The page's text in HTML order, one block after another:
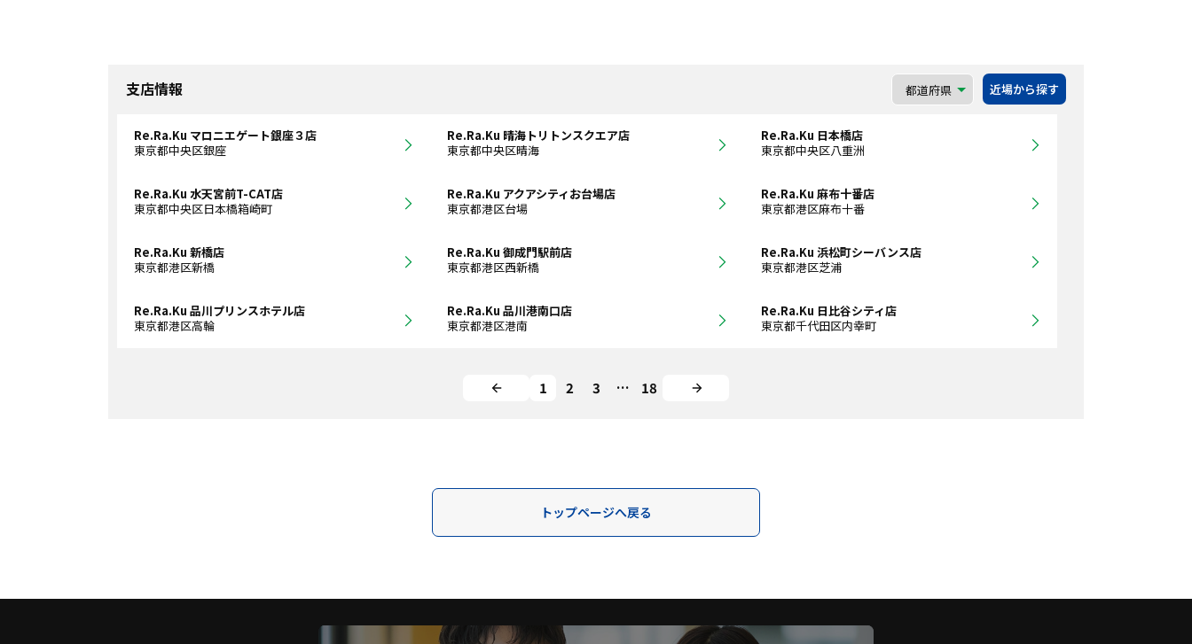
支店情報 近場から探す
Re.Ra.Ku マロニエゲート銀座３店
東京都中央区銀座
Re.Ra.Ku 晴海トリトンスクエア店
東京都中央区晴海
Re.Ra.Ku 日本橋店
東京都中央区八重洲
Re.Ra.Ku 水天宮前T-CAT店
東京都中央区日本橋箱崎町
Re.Ra.Ku アクアシティお台場店
東京都港区台場
Re.Ra.Ku 麻布十番店
東京都港区麻布十番
Re.Ra.Ku 新橋店
東京都港区新橋
Re.Ra.Ku 御成門駅前店
東京都港区西新橋
Re.Ra.Ku 浜松町シーバンス店
東京都港区芝浦
Re.Ra.Ku 品川プリンスホテル店
東京都港区高輪
Re.Ra.Ku 品川港南口店
東京都港区港南
Re.Ra.Ku 日比谷シティ店
東京都千代田区内幸町
1 2 3 … 18
トップページへ戻る